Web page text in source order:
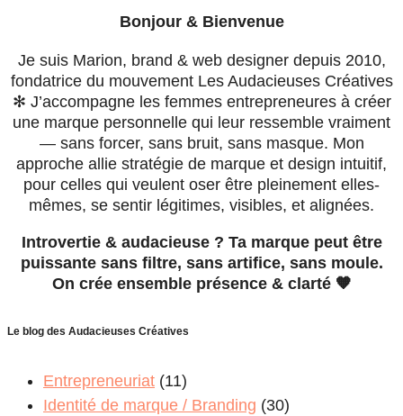
Bonjour & Bienvenue
Je suis Marion, brand & web designer depuis 2010,
fondatrice du mouvement Les Audacieuses Créatives
✻ J’accompagne les femmes entrepreneures à créer
une marque personnelle qui leur ressemble vraiment
— sans forcer, sans bruit, sans masque. Mon
approche allie stratégie de marque et design intuitif,
pour celles qui veulent oser être pleinement elles-
mêmes, se sentir légitimes, visibles, et alignées.
Introvertie & audacieuse ? Ta marque peut être
puissante sans filtre, sans artifice, sans moule.
On crée ensemble présence & clarté 🧡
Le blog des Audacieuses Créatives
Entrepreneuriat (11)
Identité de marque / Branding (30)